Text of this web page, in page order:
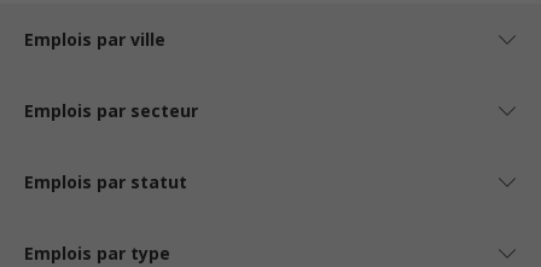
Emplois par ville
Emplois par secteur
Emplois par statut
Emplois par type